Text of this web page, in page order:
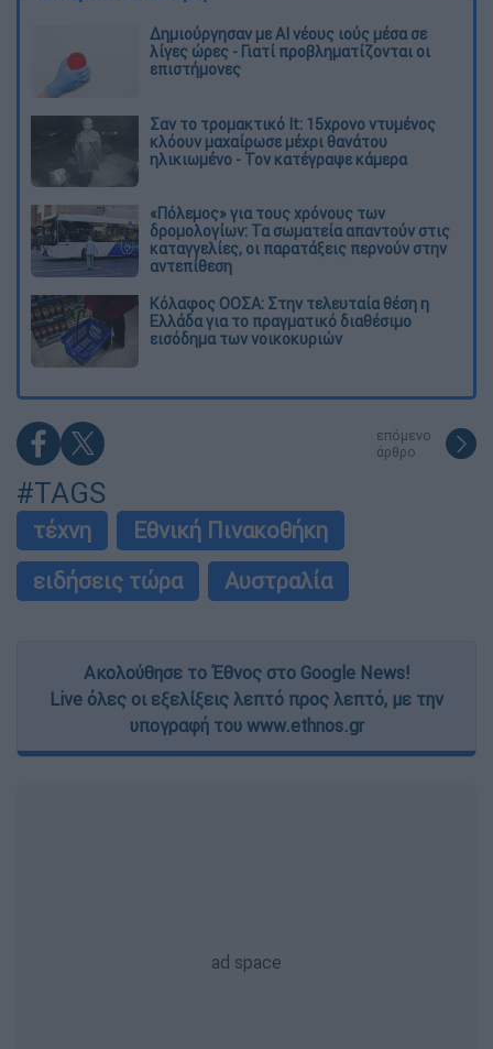
Δημιούργησαν με AI νέους ιούς μέσα σε
λίγες ώρες - Γιατί προβληματίζονται οι
επιστήμονες
Σαν το τρομακτικό It: 15χρονο ντυμένος
κλόουν μαχαίρωσε μέχρι θανάτου
ηλικιωμένο - Τον κατέγραψε κάμερα
«Πόλεμος» για τους χρόνους των
δρομολογίων: Τα σωματεία απαντούν στις
καταγγελίες, οι παρατάξεις περνούν στην
αντεπίθεση
Κόλαφος ΟΟΣΑ: Στην τελευταία θέση η
Ελλάδα για το πραγματικό διαθέσιμο
εισόδημα των νοικοκυριών
επόμενο
άρθρο
#TAGS
τέχνη
Εθνική Πινακοθήκη
ειδήσεις τώρα
Αυστραλία
Ακολούθησε το Έθνος στο Google News!
Live όλες οι εξελίξεις λεπτό προς λεπτό, με την
υπογραφή του www.ethnos.gr